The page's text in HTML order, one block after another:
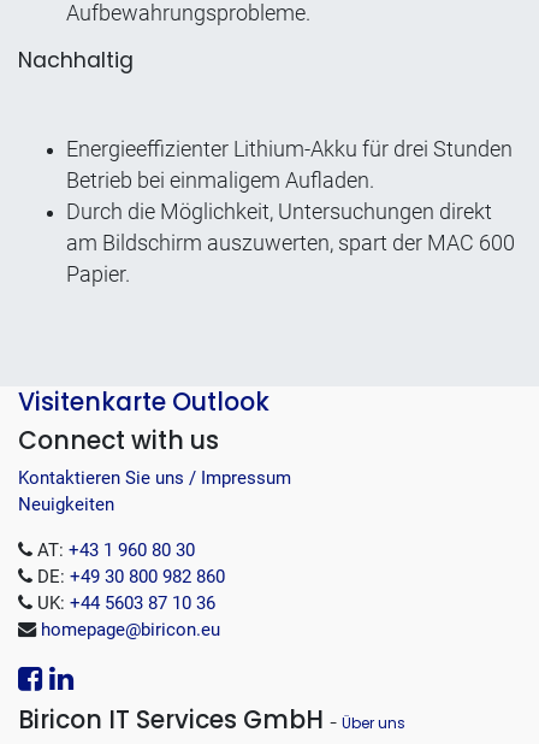
Aufbewahrungsprobleme.
Nachhaltig
Energieeffizienter Lithium-Akku für drei Stunden
Betrieb bei einmaligem Aufladen.
Durch die Möglichkeit, Untersuchungen direkt
am Bildschirm auszuwerten, spart der MAC 600
Papier.
Visitenkarte Outlook
Connect with us
Kontaktieren Sie uns / Impressum
Neuigkeiten
AT: +43 1 960 80 30
DE: +49 30 800 982 860
UK: +44 5603 87 10 36
homepage@biricon.eu
Biricon IT Services GmbH - Über uns